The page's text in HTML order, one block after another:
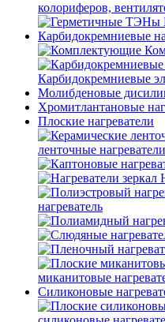
колориферов,
Карбидокремниевые
Карбидокремниевые
Молибденовые
Хромитлантановые
Плоские нагреватели
ленточные нагреватели
нагреватель
миканитовые
Силиконовые